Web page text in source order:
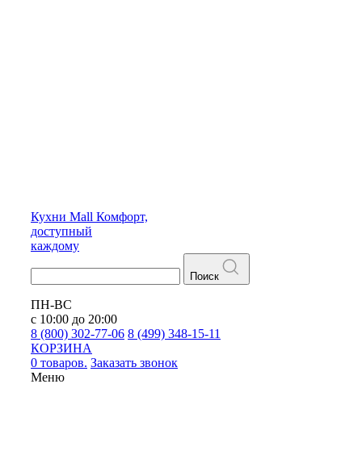
Кухни Mall Комфорт,
доступный
каждому
Поиск
ПН-ВС
с 10:00 до 20:00
8 (800) 302-77-06 8 (499) 348-15-11
КОРЗИНА
0 товаров. Заказать звонок
Меню